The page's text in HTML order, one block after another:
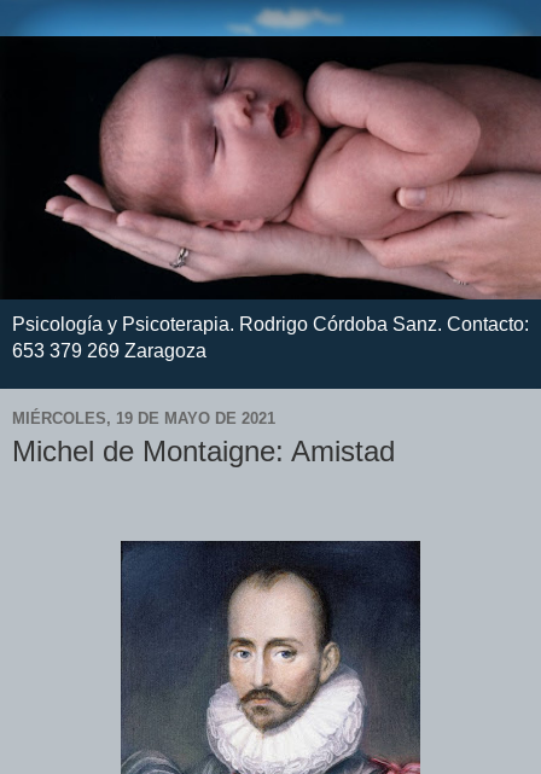
Psicología y Psicoterapia. Rodrigo Córdoba Sanz. Contacto:
653 379 269 Zaragoza
MIÉRCOLES, 19 DE MAYO DE 2021
Michel de Montaigne: Amistad